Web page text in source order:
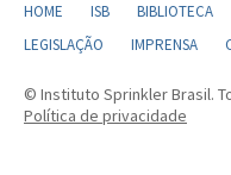
HOME ISB BIBLIOTECA
LEGISLAÇÃO
IMPRENSA
© Instituto Sprinkler Brasil.
Política de privacidade